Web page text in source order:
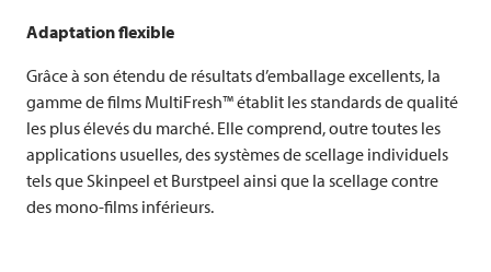
Adaptation flexible
Grâce à son étendu de résultats d’emballage excellents, la
gamme de films MultiFresh™ établit les standards de qualité
les plus élevés du marché. Elle comprend, outre toutes les
applications usuelles, des systèmes de scellage individuels
tels que Skinpeel et Burstpeel ainsi que la scellage contre
des mono-films inférieurs.